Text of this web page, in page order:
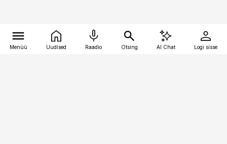
Menüü Uudised Raadio Otsing AI Chat Logi sisse